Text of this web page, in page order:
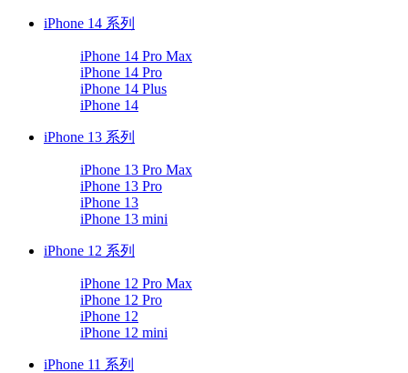
iPhone 14 系列
iPhone 14 Pro Max
iPhone 14 Pro
iPhone 14 Plus
iPhone 14
iPhone 13 系列
iPhone 13 Pro Max
iPhone 13 Pro
iPhone 13
iPhone 13 mini
iPhone 12 系列
iPhone 12 Pro Max
iPhone 12 Pro
iPhone 12
iPhone 12 mini
iPhone 11 系列